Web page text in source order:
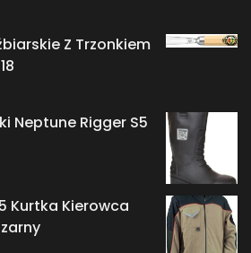
Z Trzonkiem
Neptune Rigger S5
Kurtka Kierowca